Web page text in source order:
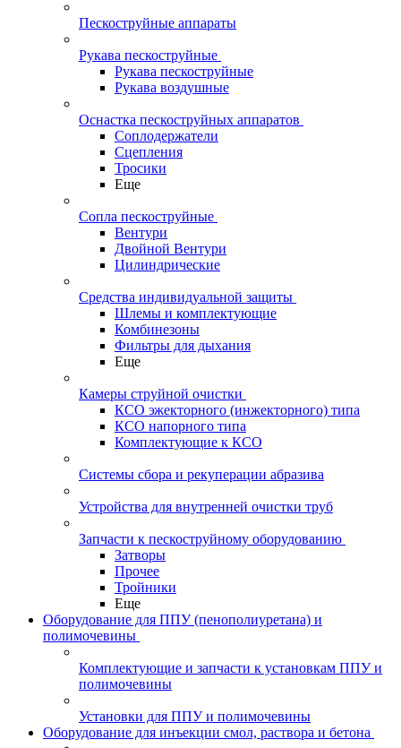
Пескоструйные аппараты
Рукава пескоструйные
Рукава пескоструйные
Рукава воздушные
Оснастка пескоструйных аппаратов
Соплодержатели
Сцепления
Тросики
Еще
Сопла пескоструйные
Вентури
Двойной Вентури
Цилиндрические
Средства индивидуальной защиты
Шлемы и комплектующие
Комбинезоны
Фильтры для дыхания
Еще
Камеры струйной очистки
КСО эжекторного (инжекторного) типа
КСО напорного типа
Комплектующие к КСО
Системы сбора и рекуперации абразива
Устройства для внутренней очистки труб
Запчасти к пескоструйному оборудованию
Затворы
Прочее
Тройники
Еще
Оборудование для ППУ (пенополиуретана) и
полимочевины
Комплектующие и запчасти к установкам ППУ и
полимочевины
Установки для ППУ и полимочевины
Оборудование для инъекции смол, раствора и бетона